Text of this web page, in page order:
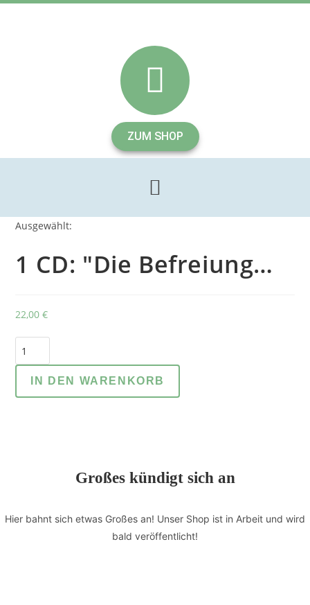
ZUM SHOP
Ausgewählt:
1 CD: "Die Befreiung…
22,00€
IN DEN WARENKORB
Großes kündigt sich an
Hier bahnt sich etwas Großes an! Unser Shop ist in Arbeit und wird
bald veröffentlicht!